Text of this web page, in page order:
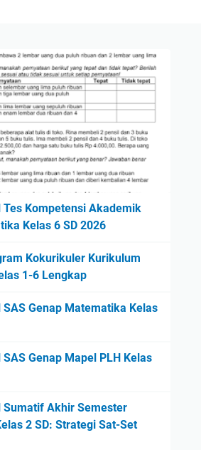
Tes Kompetensi Akademik
Kelas 6 SD 2026
Kokurikuler Kurikulum
1-6 Lengkap
SAS Genap Matematika Kelas
SAS Genap Mapel PLH Kelas
Sumatif Akhir Semester
2 SD: Strategi Sat-Set